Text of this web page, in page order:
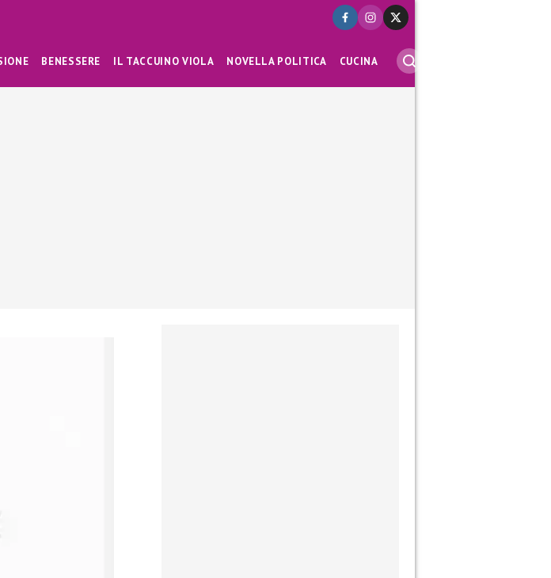
BENESSERE IL TACCUINO VIOLA NOVELLA POLITICA CUCINA